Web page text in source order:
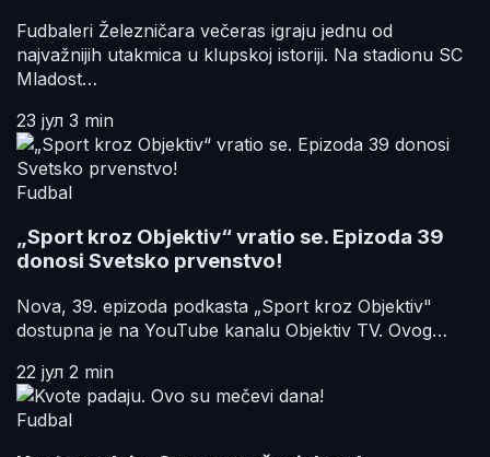
Fudbaleri Železničara večeras igraju jednu od
najvažnijih utakmica u klupskoj istoriji. Na stadionu SC
Mladost…
23 јул 3 min
Fudbal
„Sport kroz Objektiv“ vratio se. Epizoda 39
donosi Svetsko prvenstvo!
Nova, 39. epizoda podkasta „Sport kroz Objektiv"
dostupna je na YouTube kanalu Objektiv TV. Ovog…
22 јул 2 min
Fudbal